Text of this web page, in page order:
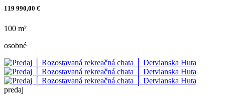
119 990,00 €
100 m²
osobné
predaj